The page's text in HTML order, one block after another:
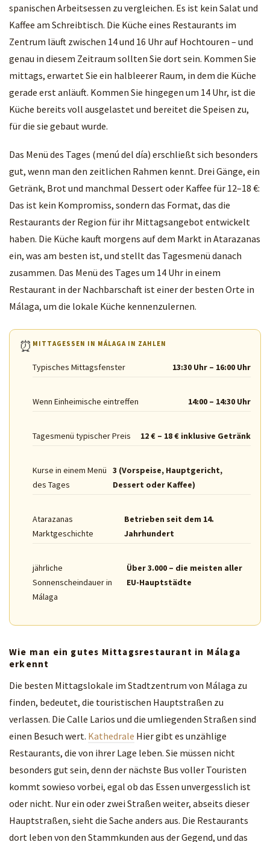
spanischen Arbeitsessen zu vergleichen. Es ist kein Salat und
Kaffee am Schreibtisch. Die Küche eines Restaurants im
Zentrum läuft zwischen 14 und 16 Uhr auf Hochtouren – und
genau in diesem Zeitraum sollten Sie dort sein. Kommen Sie
mittags, erwartet Sie ein halbleerer Raum, in dem die Küche
gerade erst anläuft. Kommen Sie hingegen um 14 Uhr, ist die
Küche bereits voll ausgelastet und bereitet die Speisen zu,
für die sie gebaut wurde.
Das Menü des Tages (menú del día) erschließt sich besonders
gut, wenn man den zeitlichen Rahmen kennt. Drei Gänge, ein
Getränk, Brot und manchmal Dessert oder Kaffee für 12–18 €:
Das ist kein Kompromiss, sondern das Format, das die
Restaurants der Region für ihr Mittagsangebot entwickelt
haben. Die Küche kauft morgens auf dem Markt in Atarazanas
ein, was am besten ist, und stellt das Tagesmenü danach
zusammen. Das Menü des Tages um 14 Uhr in einem
Restaurant in der Nachbarschaft ist einer der besten Orte in
Málaga, um die lokale Küche kennenzulernen.
⏰ MITTAGESSEN IN MÁLAGA IN ZAHLEN
Typisches Mittagsfenster 13:30 Uhr – 16:00 Uhr
Wenn Einheimische eintreffen 14:00 – 14:30 Uhr
Tagesmenü typischer Preis 12 € – 18 € inklusive Getränk
Kurse in einem Menü
des Tages
3 (Vorspeise, Hauptgericht,
Dessert oder Kaffee)
Atarazanas
Marktgeschichte
Betrieben seit dem 14.
Jahrhundert
jährliche
Sonnenscheindauer in
Málaga
Über 3.000 – die meisten aller
EU-Hauptstädte
Wie man ein gutes Mittagsrestaurant in Málaga
erkennt
Die besten Mittagslokale im Stadtzentrum von Málaga zu
finden, bedeutet, die touristischen Hauptstraßen zu
verlassen. Die Calle Larios und die umliegenden Straßen sind
einen Besuch wert. Kathedrale Hier gibt es unzählige
Restaurants, die von ihrer Lage leben. Sie müssen nicht
besonders gut sein, denn der nächste Bus voller Touristen
kommt sowieso vorbei, egal ob das Essen unvergesslich ist
oder nicht. Nur ein oder zwei Straßen weiter, abseits dieser
Hauptstraßen, sieht die Sache anders aus. Die Restaurants
dort leben von den Stammkunden aus der Gegend, und das